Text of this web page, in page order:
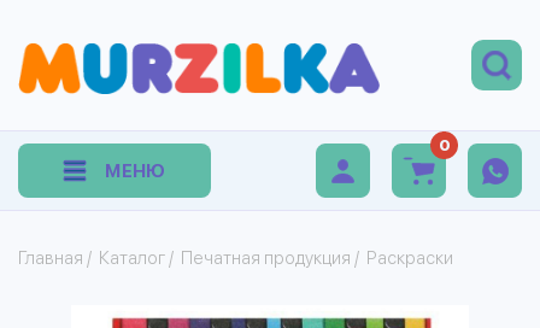
МЕНЮ
0
Главная / Каталог / Печатная продукция / Раскраски